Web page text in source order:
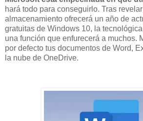
hará todo para conseguirlo. Tras
almacenamiento ofrecerá un año de
gratuitas de Windows 10, la
una función que enfurecerá a muchos.
por defecto tus documentos de Word,
la nube de OneDrive.